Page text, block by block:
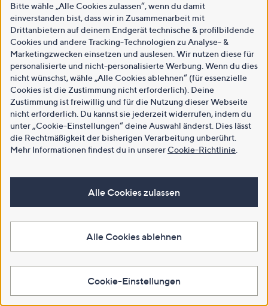
Bitte wähle „Alle Cookies zulassen“, wenn du damit
einverstanden bist, dass wir in Zusammenarbeit mit
Drittanbietern auf deinem Endgerät technische & profilbildende
Cookies und andere Tracking-Technologien zu Analyse- &
Marketingzwecken einsetzen und auslesen. Wir nutzen diese für
personalisierte und nicht-personalisierte Werbung. Wenn du dies
nicht wünschst, wähle „Alle Cookies ablehnen“ (für essenzielle
Cookies ist die Zustimmung nicht erforderlich). Deine
Zustimmung ist freiwillig und für die Nutzung dieser Webseite
nicht erforderlich. Du kannst sie jederzeit widerrufen, indem du
unter „Cookie-Einstellungen“ deine Auswahl änderst. Dies lässt
die Rechtmäßigkeit der bisherigen Verarbeitung unberührt.
Mehr Informationen findest du in unsererCookie-Richtlinie
Alle Cookies zulassen
Alle Cookies ablehnen
Cookie-Einstellungen